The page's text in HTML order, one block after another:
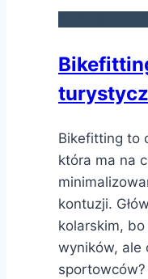
Bikefitting to
która ma na
kontuzji.
kolarskim,
wyników, ale
sportowców?